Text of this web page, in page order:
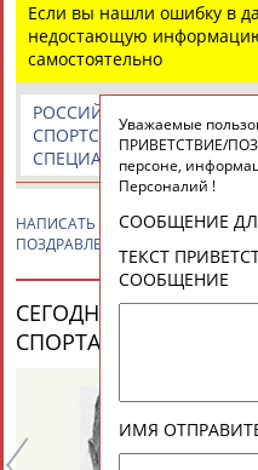
Если вы нашли ошибку в
недостающую
самостоятельно
РОССИЙСКИЕ
СПОРТСМЕНЫ,
СПЕЦИАЛИСТЫ
НАПИСАТЬ Гульназ
ПОЗДРАВЛЕНИЕ / СООБЩЕНИЕ
СЕГОДНЯ ДЕНЬ
СПОРТА (33
Уважаемые
ПРИВЕТСТВИЕ/
персоне,
Персоналий !
СООБЩЕНИЕ
ТЕКСТ
СООБЩЕНИЕ
ИМЯ